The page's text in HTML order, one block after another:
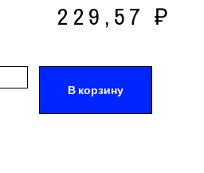
229,57₽
В корзину